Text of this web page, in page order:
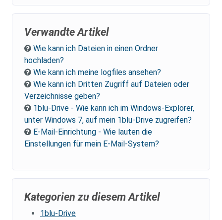
Verwandte Artikel
Wie kann ich Dateien in einen Ordner
hochladen?
Wie kann ich meine logfiles ansehen?
Wie kann ich Dritten Zugriff auf Dateien oder
Verzeichnisse geben?
1blu-Drive - Wie kann ich im Windows-Explorer,
unter Windows 7, auf mein 1blu-Drive zugreifen?
E-Mail-Einrichtung - Wie lauten die
Einstellungen für mein E-Mail-System?
Kategorien zu diesem Artikel
1blu-Drive